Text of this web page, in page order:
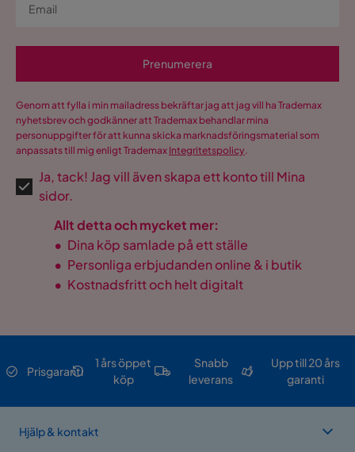
Prenumerera
Genom att fylla i min mailadress bekräftar jag att jag vill ha Trademax
nyhetsbrev och godkänner att Trademax behandlar mina
personuppgifter för att kunna skicka marknadsföringsmaterial som
anpassats till mig enligt Trademax Integritetspolicy.
Ja, tack! Jag vill även skapa ett konto till Mina
sidor.
Allt detta och mycket mer:
• Dina köp samlade på ett ställe
• Personliga erbjudanden online & i butik
• Kostnadsfritt och helt digitalt
Prisgaranti
1 års öppet
köp
Snabb
leverans
Upp till 20 års
garanti
Hjälp & kontakt